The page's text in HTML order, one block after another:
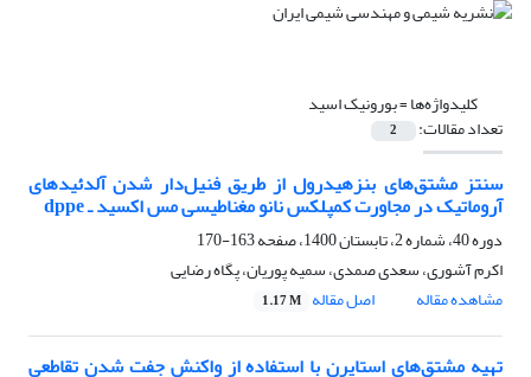
کلیدواژه‌ها =بورونیک اسید
تعداد مقالات: 2
سنتز مشتق‌های بنزهیدرول از طریق فنیل‌دار شدن‌‌ آلدئیدهای
آروماتیک در مجاورت کمپلکس نانو مغناطیسی مس اکسید ـ dppe
دوره 40، شماره 2، تابستان 1400، صفحه
163-170
اکرم آشوری، سعدی صمدی، سمیه پوریان، پگاه رضایی
مشاهده مقاله
اصل مقاله 1.17 M
تهیه مشتق‌های استایرن با استفاده از واکنش جفت شدن تقاطعی